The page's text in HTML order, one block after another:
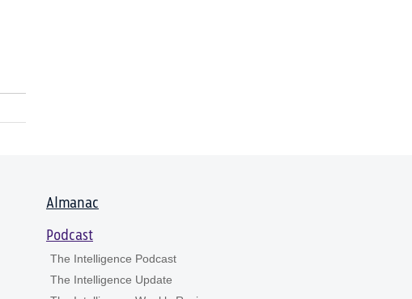
Almanac
Podcast
The Intelligence Podcast
The Intelligence Update